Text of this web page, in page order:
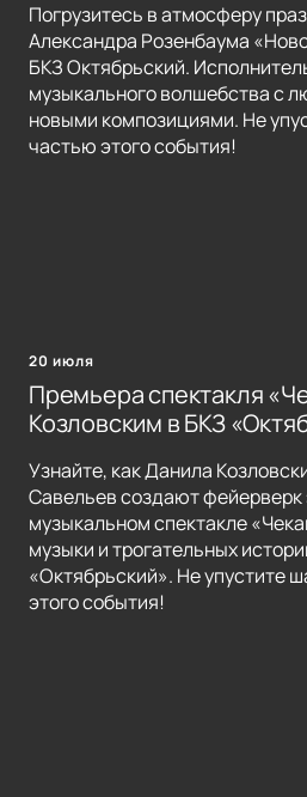
Погрузитесь в атмосферу
Александра Розенбаума
БКЗ Октябрьский.
музыкального волшебства с
новыми композициями. Не
частью этого события!
20 июля
Премьера спектакля
Козловским в БКЗ
Узнайте, как Данила
Савельев создают фейерверк
музыкальном спектакле
музыки и трогательных
«Октябрьский». Не упустите
этого события!